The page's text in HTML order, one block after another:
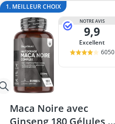
1. MEILLEUR CHOIX
NOTRE AVIS
9,9
Excellent
6050
Maca Noire avec
Ginseng 180 Gélules -